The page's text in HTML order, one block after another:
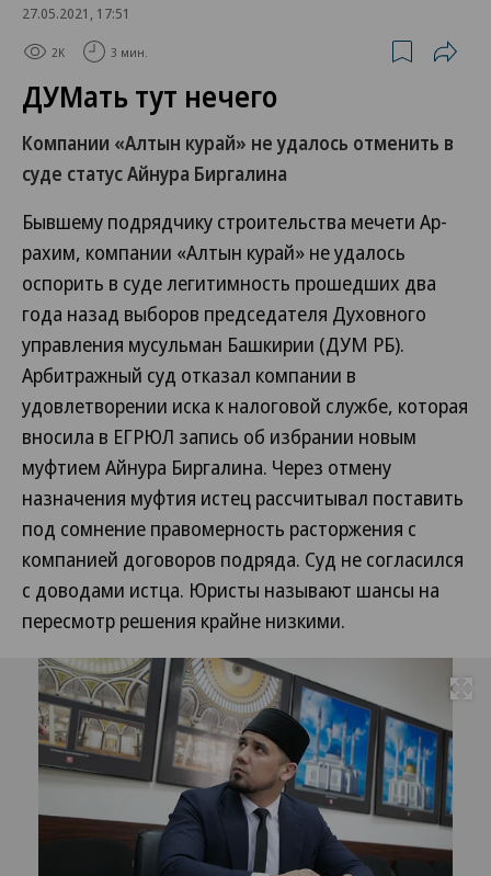
27.05.2021, 17:51
2K 3 мин.
ДУМать тут нечего
Компании «Алтын курай» не удалось отменить в
суде статус Айнура Биргалина
Бывшему подрядчику строительства мечети Ар-
рахим, компании «Алтын курай» не удалось
оспорить в суде легитимность прошедших два
года назад выборов председателя Духовного
управления мусульман Башкирии (ДУМ РБ).
Арбитражный суд отказал компании в
удовлетворении иска к налоговой службе, которая
вносила в ЕГРЮЛ запись об избрании новым
муфтием Айнура Биргалина. Через отмену
назначения муфтия истец рассчитывал поставить
под сомнение правомерность расторжения с
компанией договоров подряда. Суд не согласился
с доводами истца. Юристы называют шансы на
пересмотр решения крайне низкими.